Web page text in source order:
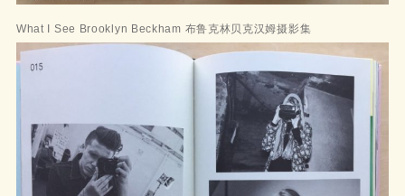
What I See Brooklyn Beckham 布鲁克林贝克汉姆摄影集